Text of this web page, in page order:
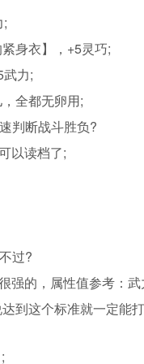
身衣】，+5灵巧;
力;
全都无卵用;
判断战斗胜负?
以读档了;
过?
的，属性值参考：武
这个标准就一定能